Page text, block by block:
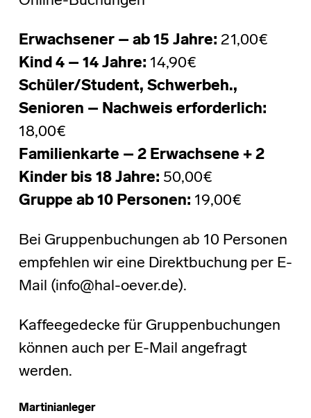
Erwachsener – ab 15 Jahre: 21,00€
Kind 4 – 14 Jahre: 14,90€
Schüler/Student, Schwerbeh.,
Senioren – Nachweis erforderlich:
18,00€
Familienkarte – 2 Erwachsene + 2
Kinder bis 18 Jahre: 50,00€
Gruppe ab 10 Personen: 19,00€
Bei Gruppenbuchungen ab 10 Personen
empfehlen wir eine Direktbuchung per E-
Mail (info@hal-oever.de).
Kaffeegedecke für Gruppenbuchungen
können auch per E-Mail angefragt
werden.
Martinianleger